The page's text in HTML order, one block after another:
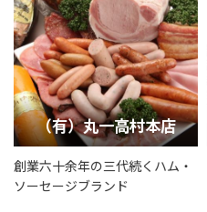
（有）丸一高村本店
創業六十余年の三代続くハム・
ソーセージブランド